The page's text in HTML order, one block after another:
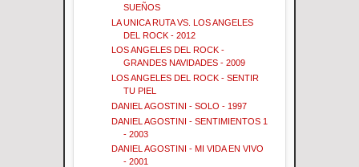
SUEÑOS
LA UNICA RUTA VS. LOS ANGELES
DEL ROCK - 2012
LOS ANGELES DEL ROCK -
GRANDES NAVIDADES - 2009
LOS ANGELES DEL ROCK - SENTIR
TU PIEL
DANIEL AGOSTINI - SOLO - 1997
DANIEL AGOSTINI - SENTIMIENTOS 1
- 2003
DANIEL AGOSTINI - MI VIDA EN VIVO
- 2001